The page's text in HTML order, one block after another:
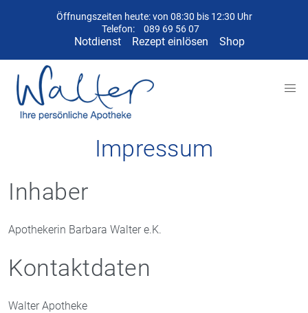
Öffnungszeiten heute: von 08:30 bis 12:30 Uhr
Telefon:
089 69 56 07
Notdienst Rezept einlösen Shop
Impressum
Inhaber
Apothekerin Barbara Walter e.K.
Kontaktdaten
Walter Apotheke